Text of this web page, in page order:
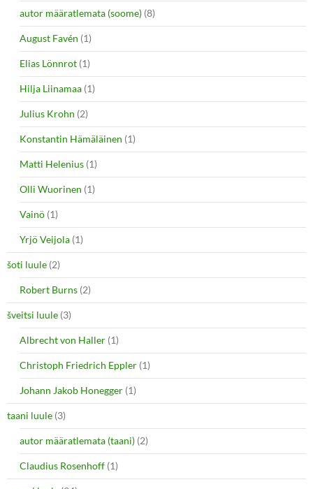
autor määratlemata (soome) (8)
August Favén (1)
Elias Lönnrot (1)
Hilja Liinamaa (1)
Julius Krohn (2)
Konstantin Hämäläinen (1)
Matti Helenius (1)
Olli Wuorinen (1)
Vainö (1)
Yrjö Veijola (1)
šoti luule (2)
Robert Burns (2)
šveitsi luule (3)
Albrecht von Haller (1)
Christoph Friedrich Eppler (1)
Johann Jakob Honegger (1)
taani luule (3)
autor määratlemata (taani) (2)
Claudius Rosenhoff (1)